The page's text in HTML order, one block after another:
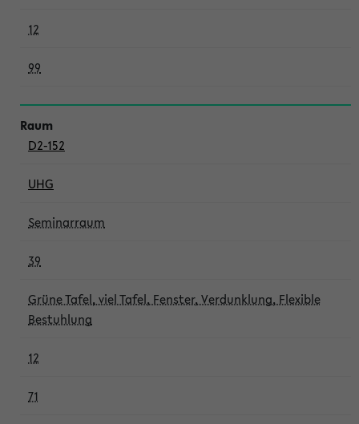
12
99
D2-152
UHG
Seminarraum
39
Grüne Tafel, viel Tafel, Fenster, Verdunklung, Flexible
Bestuhlung
12
71